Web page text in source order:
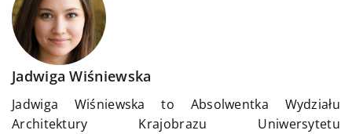
Jadwiga Wiśniewska
Jadwiga Wiśniewska to Absolwentka Wydziału
Architektury Krajobrazu Uniwersytetu